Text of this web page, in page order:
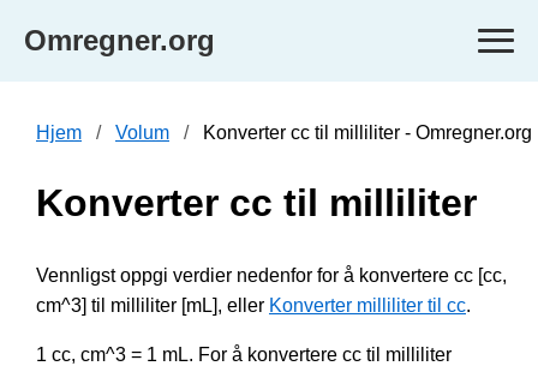
Omregner.org
Hjem Volum Konverter cc til milliliter - Omregner.org
Konverter cc til milliliter
Vennligst oppgi verdier nedenfor for å konvertere cc [cc,
cm^3] til milliliter [mL], eller Konverter milliliter til cc.
1 cc, cm^3 = 1 mL. For å konvertere cc til milliliter